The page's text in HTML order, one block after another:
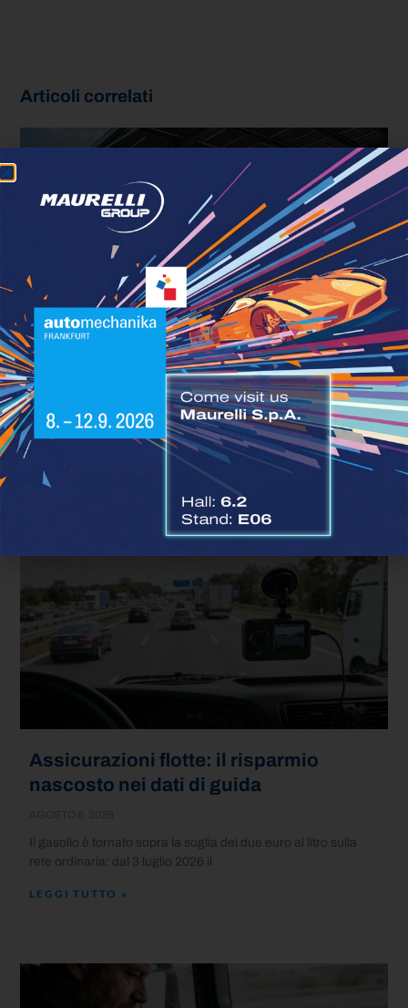
Articoli correlati
A Torino il gasolio non è più
maggioranza
AGOSTO 7, 2026
Dal primo luglio 2026 la flotta di autobus di Torino ha superato
una soglia simbolica: per la prima volta i
LEGGI TUTTO »
Assicurazioni flotte: il risparmio
nascosto nei dati di guida
Il gasolio è tornato sopra la soglia dei due euro al litro sulla
rete ordinaria: dal 3 luglio 2026 il
LEGGI TUTTO »